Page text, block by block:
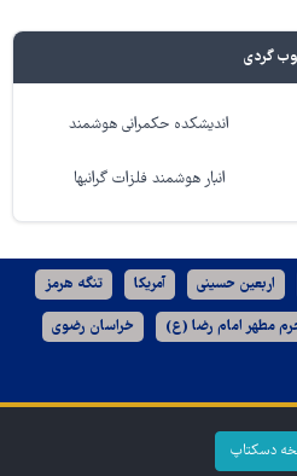
وب گردی
اندیشکده حکمرانی هوشمند
انبار هوشمند فلزات گرانبها
اربعین حسینی آمریکا تنگه هرمز
مطهر امام رضا (ع) خراسان رضوی
دسکتاپ